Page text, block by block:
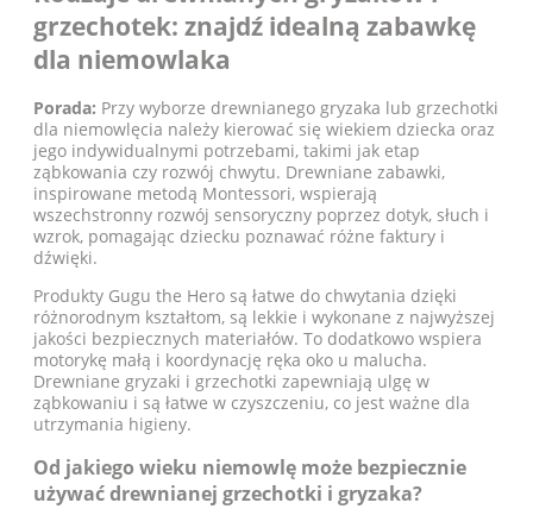
grzechotek: znajdź idealną zabawkę
dla niemowlaka
Porada: Przy wyborze drewnianego gryzaka lub grzechotki
dla niemowlęcia należy kierować się wiekiem dziecka oraz
jego indywidualnymi potrzebami, takimi jak etap
ząbkowania czy rozwój chwytu. Drewniane zabawki,
inspirowane metodą Montessori, wspierają
wszechstronny rozwój sensoryczny poprzez dotyk, słuch i
wzrok, pomagając dziecku poznawać różne faktury i
dźwięki.
Produkty Gugu the Hero są łatwe do chwytania dzięki
różnorodnym kształtom, są lekkie i wykonane z najwyższej
jakości bezpiecznych materiałów. To dodatkowo wspiera
motorykę małą i koordynację ręka oko u malucha.
Drewniane gryzaki i grzechotki zapewniają ulgę w
ząbkowaniu i są łatwe w czyszczeniu, co jest ważne dla
utrzymania higieny.
Od jakiego wieku niemowlę może bezpiecznie
używać drewnianej grzechotki i gryzaka?